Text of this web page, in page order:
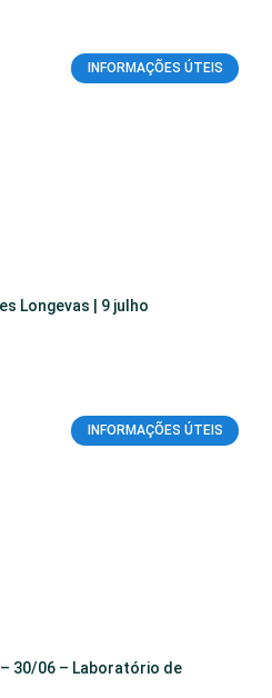
INFORMAÇÕES ÚTEIS
Longevas | 9 julho
INFORMAÇÕES ÚTEIS
30/06 – Laboratório de